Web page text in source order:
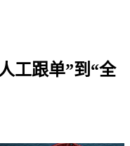
工跟单”到“全